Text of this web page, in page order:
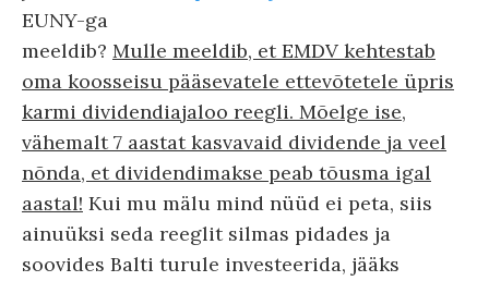
EUNY-ga
meeldib? Mulle meeldib, et EMDV kehtestab
oma koosseisu pääsevatele ettevõtetele üpris
karmi dividendiajaloo reegli. Mõelge ise,
vähemalt 7 aastat kasvavaid dividende ja veel
nõnda, et dividendimakse peab tõusma igal
aastal! Kui mu mälu mind nüüd ei peta, siis
ainuüksi seda reeglit silmas pidades ja
soovides Balti turule investeerida, jääks